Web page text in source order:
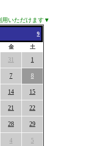
用いただけます▼
9
金 土
31 1
7 8
14 15
21 22
28 29
4 5